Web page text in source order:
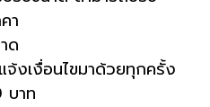
า
ด
งเงื่อนไขมาด้วยทุกครั้ง
บาท